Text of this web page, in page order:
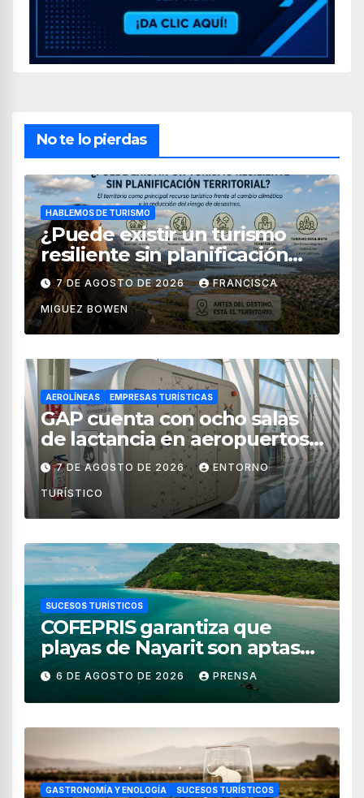
No te lo pierdas
HABLEMOS DE TURISMO
¿Puede existir un turismo
resiliente sin planificación
territorial?
7 DE AGOSTO DE 2026 FRANCISCA
MIGUEZ BOWEN
AEROLÍNEAS EMPRESAS TURÍSTICAS
GAP cuenta con ocho salas
de lactancia en aeropuertos
de México
7 DE AGOSTO DE 2026 ENTORNO
TURÍSTICO
SUCESOS TURÍSTICOS
COFEPRIS garantiza que
playas de Nayarit son aptas
para uso recreativo
6 DE AGOSTO DE 2026 PRENSA
GASTRONOMÍA Y ENOLOGÍA SUCESOS TURÍSTICOS